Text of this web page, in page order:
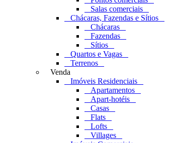
Salas comerciais
Chácaras, Fazendas e Sítios
Chácaras
Fazendas
Sítios
Quartos e Vagas
Terrenos
Venda
Imóveis Residenciais
Apartamentos
Apart-hotéis
Casas
Flats
Lofts
Villages